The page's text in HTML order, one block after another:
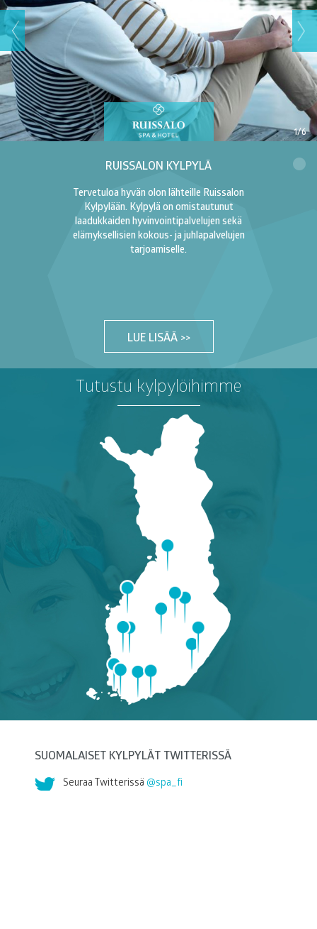
1/6
RUISSALON KYLPYLÄ
Tervetuloa hyvän olon lähteille Ruissalon
Kylpylään. Kylpylä on omistautunut
laadukkaiden hyvinvointipalvelujen sekä
elämyksellisien kokous- ja juhlapalvelujen
tarjoamiselle.
LUE LISÄÄ >>
Tutustu kylpylöihimme
SUOMALAISET KYLPYLÄT TWITTERISSÄ
Seuraa Twitterissä @spa_fi